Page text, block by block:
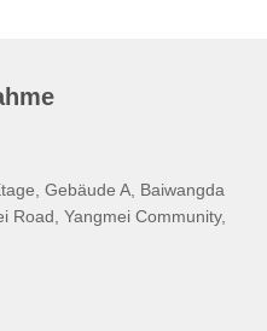
Gebäude A, Baiwangda
Road, Yangmei Community,